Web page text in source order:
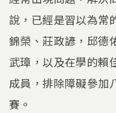
說，已經是習以為常
錦榮、莊政諺，邱德
武璋，以及在學的賴
成員，排除障礙參加
賽。